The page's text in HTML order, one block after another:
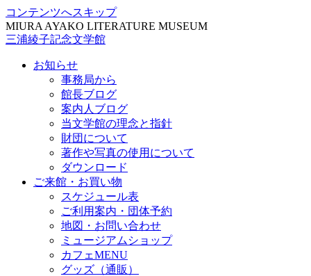
コンテンツへスキップ
MIURA AYAKO LITERATURE MUSEUM
三浦綾子記念文学館
お知らせ
事務局から
館長ブログ
案内人ブログ
当文学館の理念と指針
財団について
著作や写真の使用について
ダウンロード
ご来館・お買い物
スケジュール表
ご利用案内・団体予約
地図・お問い合わせ
ミュージアムショップ
カフェMENU
グッズ（通販）